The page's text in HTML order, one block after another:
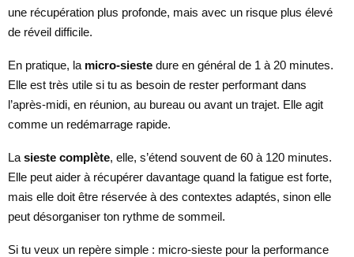
une récupération plus profonde, mais avec un risque plus élevé
de réveil difficile.
En pratique, la micro-sieste dure en général de 1 à 20 minutes.
Elle est très utile si tu as besoin de rester performant dans
l’après-midi, en réunion, au bureau ou avant un trajet. Elle agit
comme un redémarrage rapide.
La sieste complète, elle, s’étend souvent de 60 à 120 minutes.
Elle peut aider à récupérer davantage quand la fatigue est forte,
mais elle doit être réservée à des contextes adaptés, sinon elle
peut désorganiser ton rythme de sommeil.
Si tu veux un repère simple : micro-sieste pour la performance